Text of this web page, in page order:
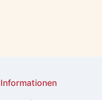
Informationen